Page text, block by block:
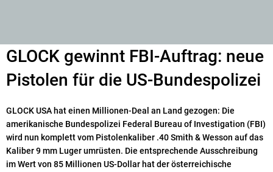
GLOCK gewinnt FBI-Auftrag: neue
Pistolen für die US-Bundespolizei
GLOCK USA hat einen Millionen-Deal an Land gezogen: Die
amerikanische Bundespolizei Federal Bureau of Investigation (FBI)
wird nun komplett vom Pistolenkaliber .40 Smith & Wesson auf das
Kaliber 9 mm Luger umrüsten. Die entsprechende Ausschreibung
im Wert von 85 Millionen US-Dollar hat der österreichische